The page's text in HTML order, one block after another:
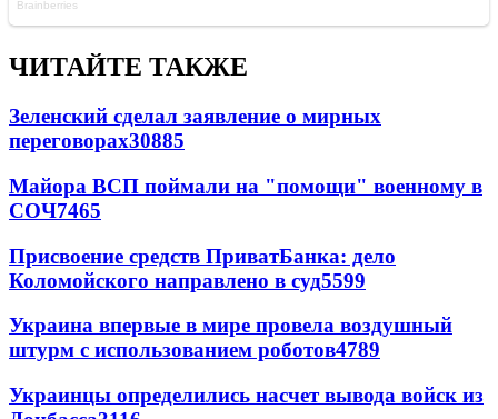
ЧИТАЙТЕ ТАКЖЕ
Зеленский сделал заявление о мирных
переговорах30885
Майора ВСП поймали на "помощи" военному в
СОЧ7465
Присвоение средств ПриватБанка: дело
Коломойского направлено в суд5599
Украина впервые в мире провела воздушный
штурм с использованием роботов4789
Украинцы определились насчет вывода войск из